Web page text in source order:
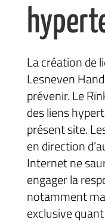
La création de
Lesneven
prévenir. Le
des liens
présent site.
en direction
Internet ne
engager la
notamment
exclusive